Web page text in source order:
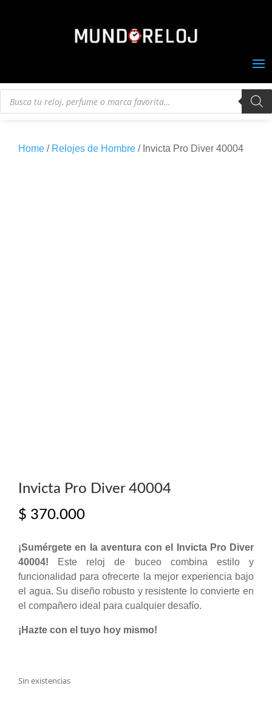
Búsqueda
Home / Relojes de Hombre / Invicta Pro Diver 40004
Invicta Pro Diver 40004
$ 370.000
¡Sumérgete en la aventura con el Invicta Pro Diver
40004! Este reloj de buceo combina estilo y
funcionalidad para ofrecerte la mejor experiencia bajo
el agua. Su diseño robusto y resistente lo convierte en
el compañero ideal para cualquier desafío.
¡Hazte con el tuyo hoy mismo!
Sin existencias